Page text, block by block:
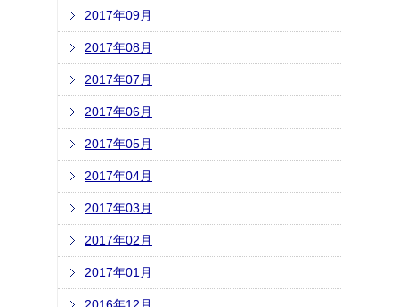
2017年09月
2017年08月
2017年07月
2017年06月
2017年05月
2017年04月
2017年03月
2017年02月
2017年01月